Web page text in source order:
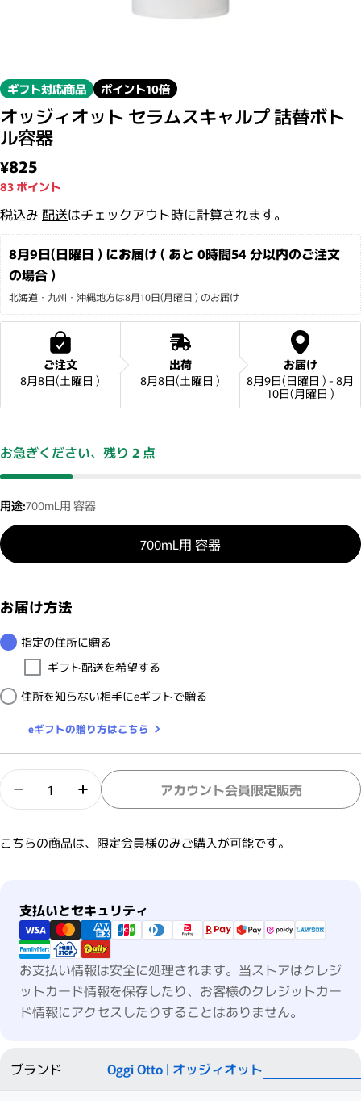
ギフト対応商品 ポイント10倍
オッジィオット セラムスキャルプ 詰替ボト
ル容器
通常価格
¥825
83ポイント
税込み配送はチェックアウト時に計算されます。
8月9日(日曜日 ) にお届け ( あと 0時間54 分以内のご注文
の場合 )
北海道・九州・沖縄地方は8月10日(月曜日 ) のお届け
ご注文
8月8日(土曜日 )
出荷
8月8日(土曜日 )
お届け
8月9日(日曜日 ) - 8月
10日(月曜日 )
お急ぎください、残り 2 点
用途:700mL用 容器
700mL用 容器
お届け方法
指定の住所に贈る
ギフト配送を希望する
住所を知らない相手にeギフトで贈る
eギフトの贈り方はこちら
数量
オッジィオット セラムスキャルプ 詰替ボトル容器
オッジィオット セラムスキャルプ 詰替ボ
アカウント会員限定販売
こちらの商品は、限定会員様のみご購入が可能です。
支払いとセキュリティ
支払い方法
お支払い情報は安全に処理されます。当ストアはクレジ
ットカード情報を保存したり、お客様のクレジットカー
ド情報にアクセスしたりすることはありません。
ブランド Oggi Otto | オッジィオット